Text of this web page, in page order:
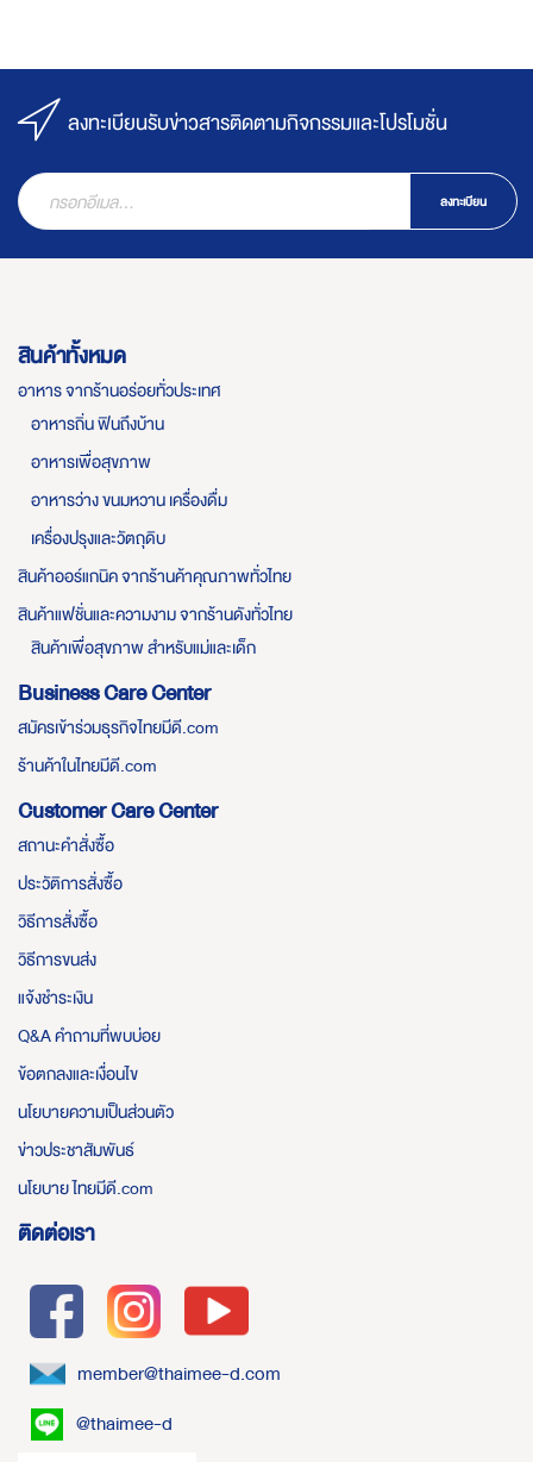
ลงทะเบียนรับข่าวสารติดตามกิจกรรมและโปรโมชั่น
ลงทะเบียน
สินค้าทั้งหมด
อาหาร จากร้านอร่อยทั่วประเทศ
อาหารถิ่น ฟินถึงบ้าน
อาหารเพื่อสุขภาพ
อาหารว่าง ขนมหวาน เครื่องดื่ม
เครื่องปรุงและวัตถุดิบ
สินค้าออร์แกนิค จากร้านค้าคุณภาพทั่วไทย
สินค้าแฟชั่นและความงาม จากร้านดังทั่วไทย
สินค้าเพื่อสุขภาพ สำหรับแม่และเด็ก
Business Care Center
สมัครเข้าร่วมธุรกิจไทยมีดี.com
ร้านค้าในไทยมีดี.com
Customer Care Center
สถานะคำสั่งซื้อ
ประวัติการสั่งซื้อ
วิธีการสั่งซื้อ
วิธีการขนส่ง
แจ้งชำระเงิน
Q&A คำถามที่พบบ่อย
ข้อตกลงและเงื่อนไข
นโยบายความเป็นส่วนตัว
ข่าวประชาสัมพันธ์
นโยบาย ไทยมีดี.com
ติดต่อเรา
member@thaimee-d.com
@thaimee-d